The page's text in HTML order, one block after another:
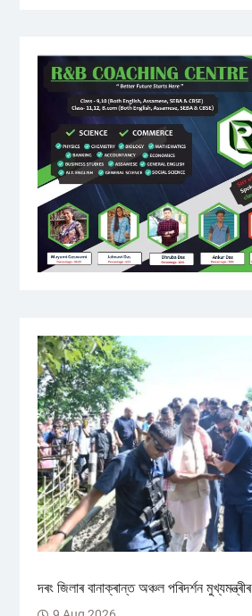
দৰং জিলাৰ বানাক্ৰান্ত অঞ্চল পৰিদৰ্শন মুখ্যমন্ত্ৰীৰ